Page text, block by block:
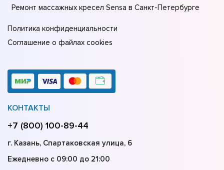
Ремонт массажных кресел Sensa в Санкт-Петербурге
Политика конфиденциальности
Соглашение о файлах cookies
КОНТАКТЫ
+7 (800) 100-89-44
г. Казань, Спартаковская улица, 6
Ежедневно с 09:00 до 21:00